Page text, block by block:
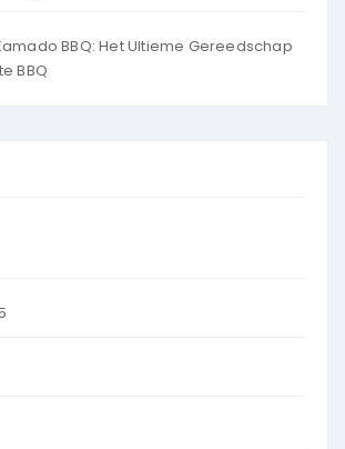
BBQ: Het Ultieme Gereedschap
BBQ